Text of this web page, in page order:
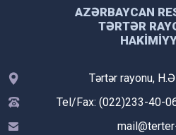
AZƏRBAYCAN
TƏRTƏR
Tərtər rayonu,
Tel/Fax: (022)233-40-